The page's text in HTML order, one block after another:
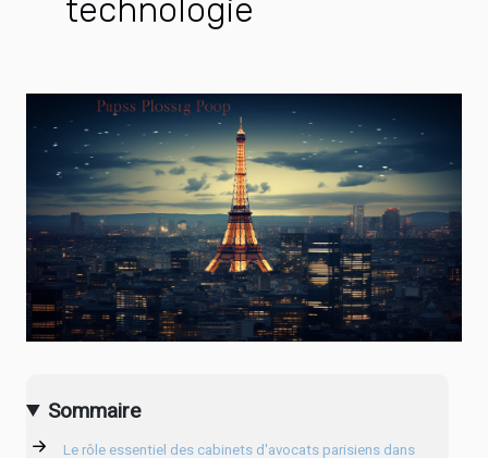
technologie
Sommaire
Le rôle essentiel des cabinets d'avocats parisiens dans